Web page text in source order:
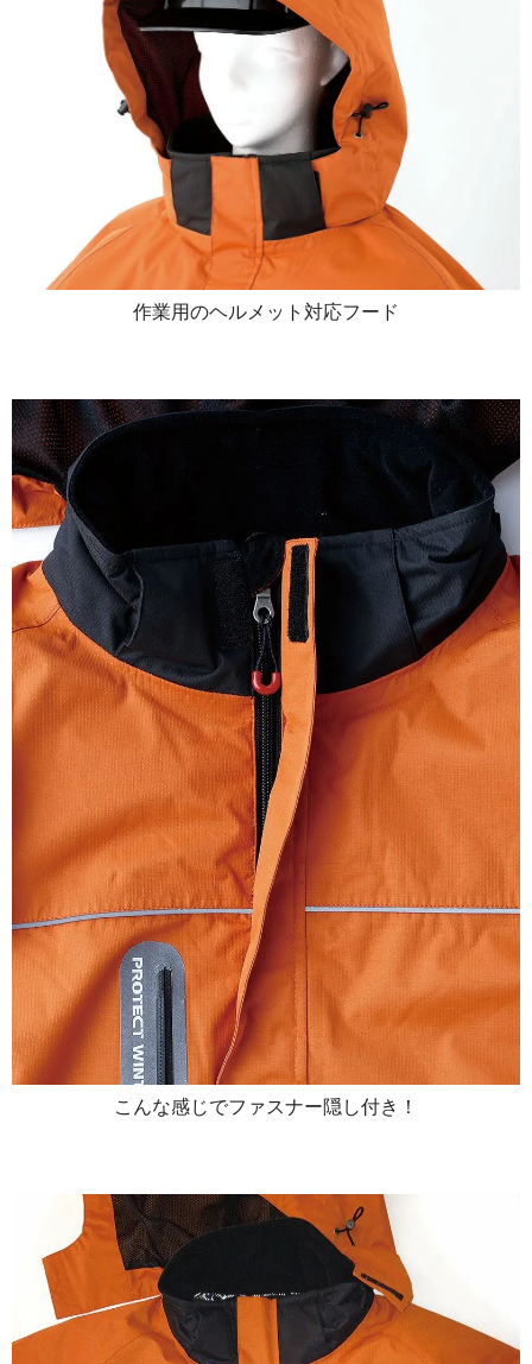
作業用のヘルメット対応フード
こんな感じでファスナー隠し付き！